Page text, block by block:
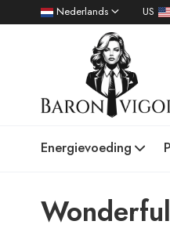
Nederlands US
Energievoeding